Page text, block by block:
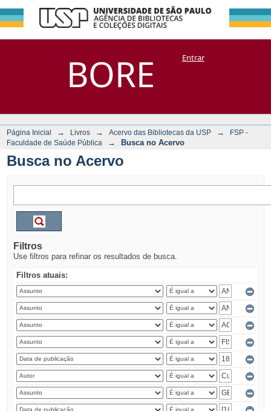
BORE
Busca no Acervo
DSpace/Manakin + CoriscoEntrar
Página Inicial → Livros → Acervo das Bibliotecas da USP →
FSP -
Faculdade de Saúde Pública
→ Busca no Acervo
Busca no Acervo
Filtros
Use filtros para refinar os resultados de busca.
Filtros atuais: